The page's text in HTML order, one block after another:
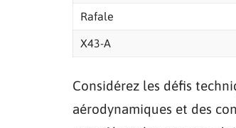
Rafale
X43-A
Considérez les défis
aérodynamiques et des